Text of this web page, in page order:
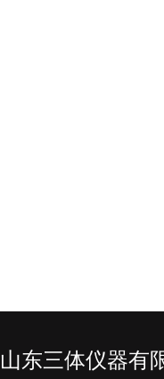
山东三体仪器有